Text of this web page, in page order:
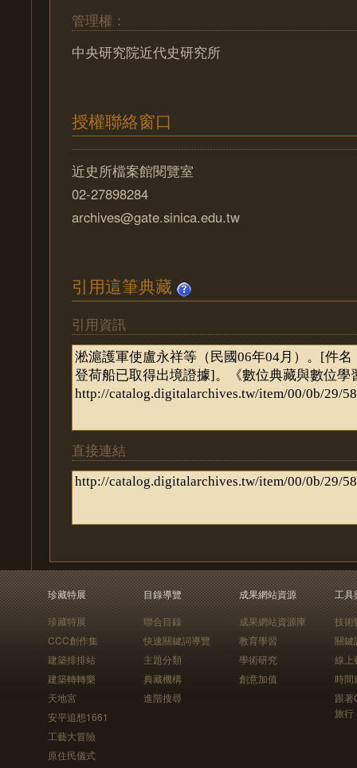
管理權：
中央研究院近代史研究所
授權聯絡窗口
近史所檔案館閱覽室
02-27898284
archives@gate.sinica.edu.tw
引用這筆典藏
引用資訊
直接連結
珍藏特展
珍藏特展
CCC創作集
建築排排站
建築轉轉樂
天地宮
安平追想1661
工藝大冒險
原住民儀式
目錄導覽
聯合目錄
快速關鍵詞導覽
主題分類
典藏機構
進階搜尋
成果網站資源
成果網站資源庫
教育學習
學術研究
創意加值
工具
技術
關鍵
線上
時間
跟
旅行